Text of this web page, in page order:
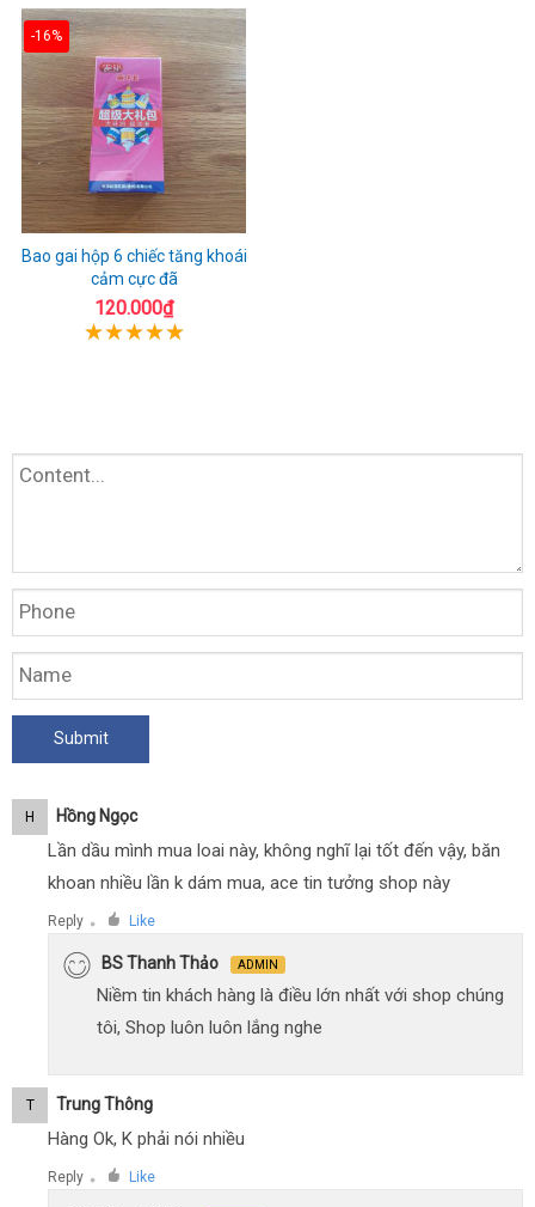
-16%
Bao gai hộp 6 chiếc tăng khoái
cảm cực đã
120.000₫
H Hồng Ngọc
Lần dầu mình mua loai này, không nghĩ lại tốt đến vậy, băn
khoan nhiều lần k dám mua, ace tin tưởng shop này
Reply ● Like
BS Thanh Thảo ADMIN
Niềm tin khách hàng là điều lớn nhất với shop chúng
tôi, Shop luôn luôn lắng nghe
T Trung Thông
Hàng Ok, K phải nói nhiều
Reply ● Like